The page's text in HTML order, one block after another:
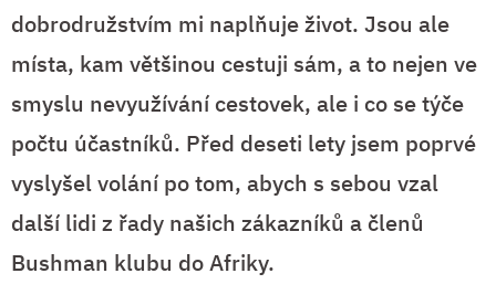
dobrodružstvím mi naplňuje život. Jsou ale
místa, kam většinou cestuji sám, a to nejen ve
smyslu nevyužívání cestovek, ale i co se týče
počtu účastníků. Před deseti lety jsem poprvé
vyslyšel volání po tom, abych s sebou vzal
další lidi z řady našich zákazníků a členů
Bushman klubu do Afriky.